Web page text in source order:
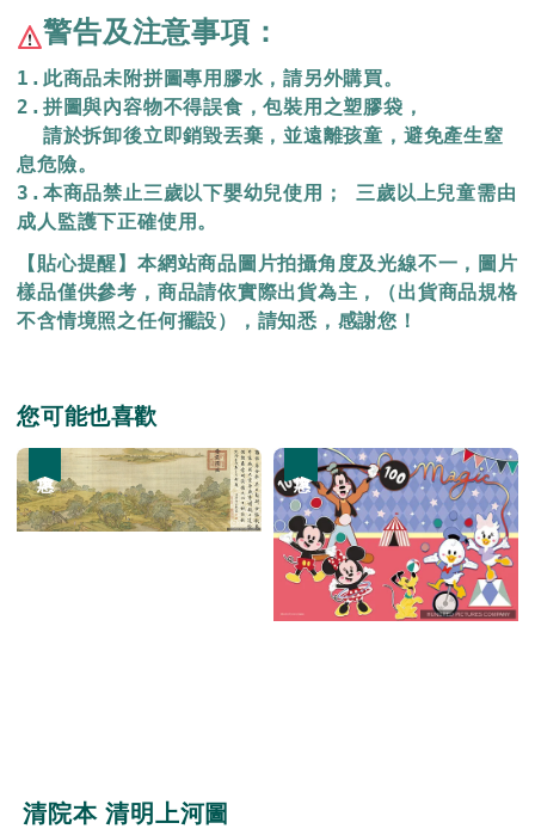
警告及注意事項：
1.此商品未附拼圖專用膠水，請另外購買。
2.拼圖與內容物不得誤食，包裝用之塑膠袋，
  請於拆卸後立即銷毀丟棄，
並遠離孩童，避免產生窒
息危險。
3.本商品禁止三歲以下嬰幼兒使用； 三歲以上兒童需由
成人監護下正確使用。
【貼心提醒】本網站商品圖片拍攝角度及光線不一，圖片
樣品僅供參考，商品請依實際出貨為主，（出貨商品規格
不含情境照之任何擺設），請知悉，感謝您！
您可能也喜歡
清院本 清明上河圖